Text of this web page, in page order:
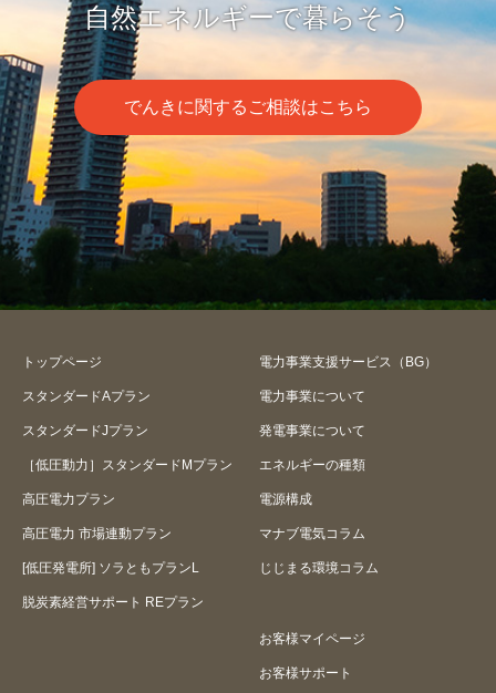
自然エネルギーで暮らそう
でんきに関するご相談はこちら
トップページ
スタンダードAプラン
スタンダードJプラン
［低圧動力］スタンダードMプラン
高圧電力プラン
高圧電力 市場連動プラン
[低圧発電所] ソラともプランL
脱炭素経営サポート REプラン
電力事業支援サービス（BG）
電力事業について
発電事業について
エネルギーの種類
電源構成
マナブ電気コラム
じじまる環境コラム
お客様マイページ
お客様サポート